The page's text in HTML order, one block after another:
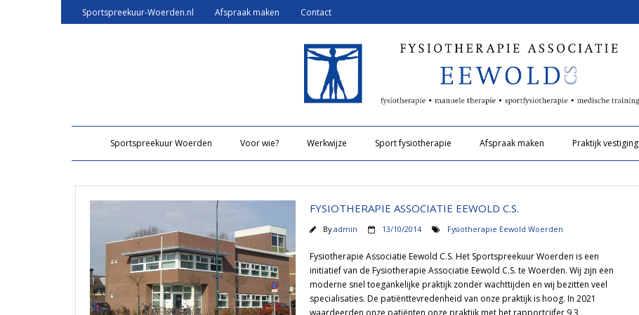
Sportspreekuur-Woerden.nl Afspraak maken Contact
Sportspreekuur Woerden Voor wie? Werkwijze Sport fysiotherapie Afspraak maken Praktijk vestiging
FYSIOTHERAPIE ASSOCIATIE EEWOLD C.S.
Byadmin 13/10/2014 Fysiotherapie Eewold Woerden
Fysiotherapie Associatie Eewold C.S. Het Sportspreekuur Woerden is een
initiatief van de Fysiotherapie Associatie Eewold C.S. te Woerden. Wij zijn een
moderne snel toegankelijke praktijk zonder wachttijden en wij bezitten veel
specialisaties. De patiënttevredenheid van onze praktijk is hoog. In 2021
waardeerden onze patiënten onze praktijk met het rapportcijfer 9,3